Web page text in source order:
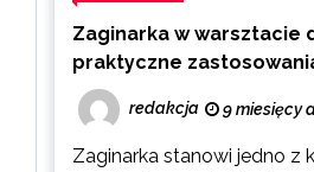
Zaginarka w warsztacie
praktyczne
redakcja 9 miesięcy
Zaginarka stanowi jedno z